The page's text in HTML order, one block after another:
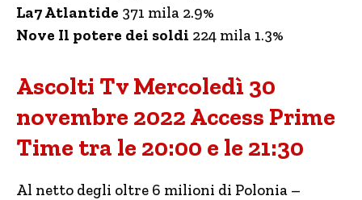
La7 Atlantide 371 mila 2.9%
Nove Il potere dei soldi 224 mila 1.3%
Ascolti Tv Mercoledì 30
novembre 2022 Access Prime
Time tra le 20:00 e le 21:30
Al netto degli oltre 6 milioni di Polonia –